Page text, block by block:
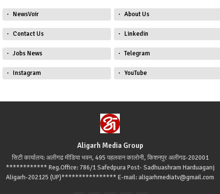
NewsVoir About Us
Contact Us Linkedin
Jobs News Telegram
Instagram YouTube
Aligarh Media Group
सिटी कार्यालय: अलीगढ मीडिया भवन, 495 पहलवान कालोनी, किशनपुर अलीगढ-202001
************ Reg.Office: 786/1 Safedpura Post- Sadhuashram Harduaganj
Aligarh-202125 (UP)**************** E-mail: aligarhmediatv@gmail.com